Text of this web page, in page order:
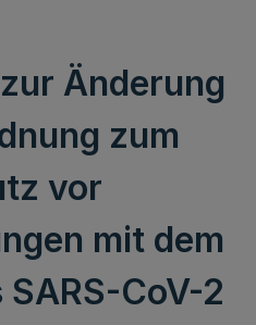
Änderung
zum
vor
mit dem
CoV-2